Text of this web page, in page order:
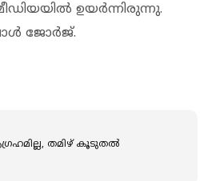
ഉയർന്നിരുന്നു.
ജോർജ്.
തമിഴ് കൂടുതൽ